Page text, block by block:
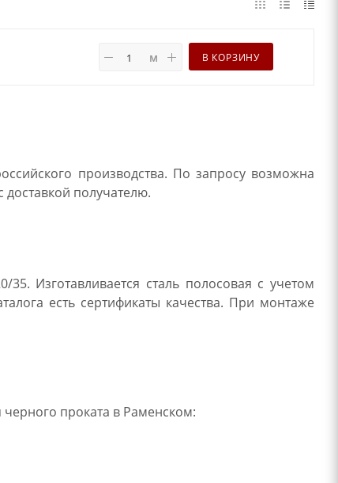
м В КОРЗИНУ
производства. По запросу возможна
доставкой получателю.
Изготавливается сталь полосовая с учетом
есть сертификаты качества. При монтаже
проката в Раменском: